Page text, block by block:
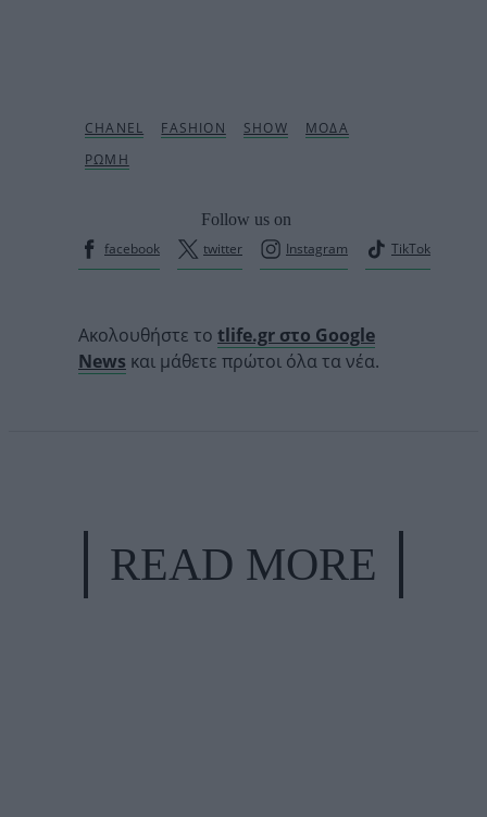
Follow us on
facebook
twitter Instagram TikTok
Ακολουθήστε το tlife.gr στο Google
News και μάθετε πρώτοι όλα τα νέα.
READ MORE